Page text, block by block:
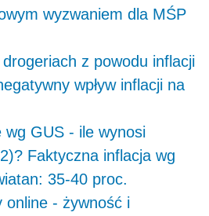
wyzwaniem dla MŚP
z powodu inflacji
wpływ inflacji na
wg GUS - ile wynosi
Faktyczna inflacja wg
35-40 proc.
online - żywność i